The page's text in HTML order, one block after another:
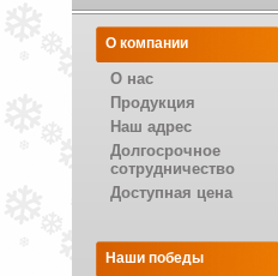
О компании
О нас
Продукция
Наш адрес
Долгосрочное
сотрудничество
Доступная цена
Наши победы